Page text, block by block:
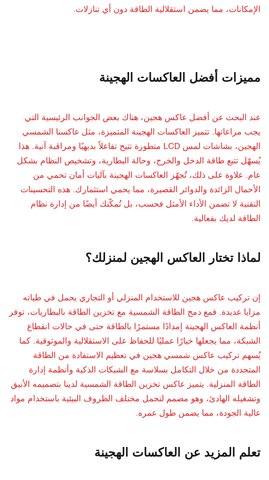
الإمكانات، مما يضمن استقلالية الطاقة دون أي تنازلات.
مميزات أفضل العاكسات الهجينة
عند البحث عن أفضل عاكس هجين، هناك بعض الجوانب الرئيسية التي
يجب مراعاتها. تتميز العاكسات الهجينة المتميزة، مثل عاكسنا الشمسي
الهجين، بشاشات لمس LCD متطورة تتيح تفاعلاً بديهيًا ومراقبة آنية. هذا
يُسهّل تتبع طاقة الدخل والخرج، وحالة البطارية، وتشخيص النظام بشكل
عام. علاوة على ذلك، تُجهّز العاكسات الهجينة بآليات أمان تحمي من
الأحمال الزائدة والدوائر القصيرة، مما يحمي استثمارك. هذه التحسينات
التقنية لا تضمن الأداء الأمثل فحسب، بل تُمكّنك أيضًا من إدارة نظام
الطاقة لديك بفعالية.
لماذا تختار العاكس الهجين لمنزلك؟
إن تركيب عاكس هجين للاستخدام المنزلي أو التجاري يحمل في طياته
مزايا عديدة. فمع دمج الطاقة الشمسية مع تخزين الطاقة بالبطاريات، توفر
أنظمة العاكس الهجينة إمدادًا مستمرًا بالطاقة حتى في حالات انقطاع
الشبكة، مما يجعلها خيارًا عمليًا للحفاظ على الاستقلالية والموثوقية. كما
يُسهم تركيب عاكس شمسي هجين في تعظيم الاستفادة من الطاقة
المتجددة من خلال التكامل بسلاسة مع الشبكات الذكية وأنظمة إدارة
الطاقة المنزلية. يتميز عاكس تخزين الطاقة الشمسية لدينا بتصميمه الأنيق
وتشغيله الهادئ، وهو مصمم لتحمل مختلف الظروف البيئية باستخدام مواد
عالية الجودة، مما يضمن طول عمره.
تعلم المزيد عن العاكسات الهجينة